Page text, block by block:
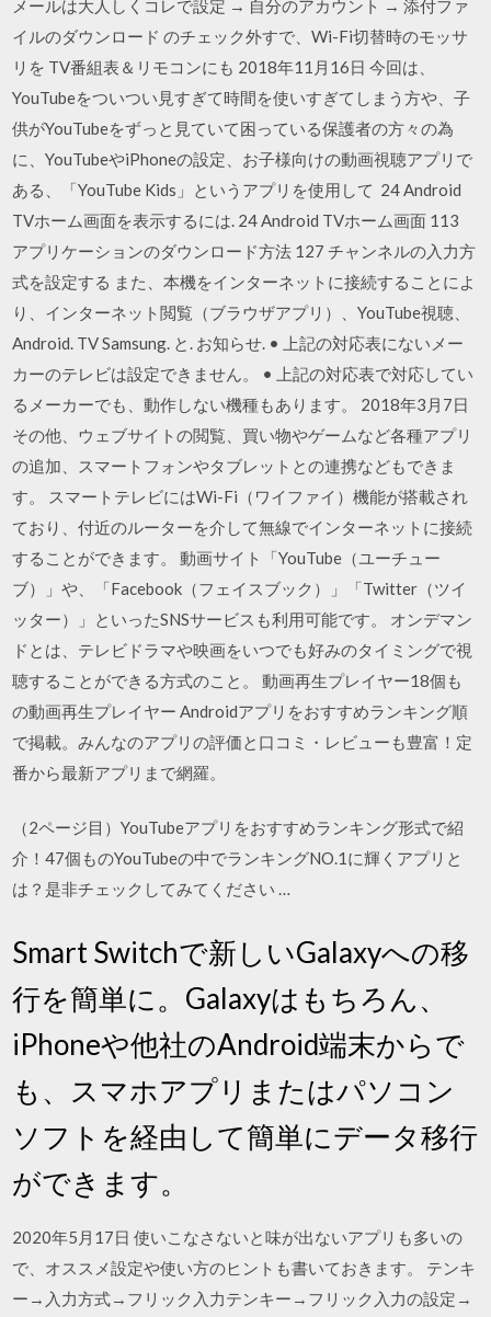
メールは大人しくコレで設定 → 自分のアカウント → 添付ファ
イルのダウンロード のチェック外すで、Wi-Fi切替時のモッサ
リを TV番組表＆リモコンにも 2018年11月16日 今回は、
YouTubeをついつい見すぎて時間を使いすぎてしまう方や、子
供がYouTubeをずっと見ていて困っている保護者の方々の為
に、YouTubeやiPhoneの設定、お子様向けの動画視聴アプリで
ある、「YouTube Kids」というアプリを使用して 24 Android
TVホーム画面を表示するには. 24 Android TVホーム画面 113
アプリケーションのダウンロード方法 127 チャンネルの入力方
式を設定する また、本機をインターネットに接続することによ
り、インターネット閲覧（ブラウザアプリ）、YouTube視聴、
Android. TV Samsung. と. お知らせ. • 上記の対応表にないメー
カーのテレビは設定できません。 • 上記の対応表で対応してい
るメーカーでも、動作しない機種もあります。 2018年3月7日
その他、ウェブサイトの閲覧、買い物やゲームなど各種アプリ
の追加、スマートフォンやタブレットとの連携などもできま
す。 スマートテレビにはWi-Fi（ワイファイ）機能が搭載され
ており、付近のルーターを介して無線でインターネットに接続
することができます。 動画サイト「YouTube（ユーチュー
ブ）」や、「Facebook（フェイスブック）」「Twitter（ツイ
ッター）」といったSNSサービスも利用可能です。 オンデマン
ドとは、テレビドラマや映画をいつでも好みのタイミングで視
聴することができる方式のこと。 動画再生プレイヤー18個も
の動画再生プレイヤー Androidアプリをおすすめランキング順
で掲載。みんなのアプリの評価と口コミ・レビューも豊富！定
番から最新アプリまで網羅。
（2ページ目）YouTubeアプリをおすすめランキング形式で紹
介！47個ものYouTubeの中でランキングNO.1に輝くアプリと
は？是非チェックしてみてください …
Smart Switchで新しいGalaxyへの移
行を簡単に。Galaxyはもちろん、
iPhoneや他社のAndroid端末からで
も、スマホアプリまたはパソコン
ソフトを経由して簡単にデータ移行
ができます。
2020年5月17日 使いこなさないと味が出ないアプリも多いの
で、オススメ設定や使い方のヒントも書いておきます。 テンキ
ー→入力方式→フリック入力テンキー→フリック入力の設定→